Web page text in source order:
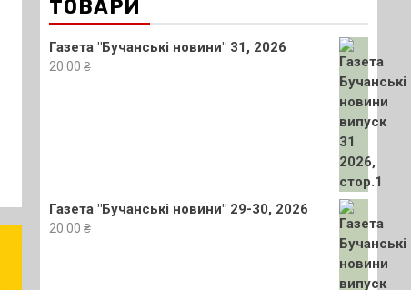
ТОВАРИ
Газета "Бучанські новини" 31, 2026
20.00 ₴
Газета "Бучанські новини" 29-30, 2026
20.00 ₴